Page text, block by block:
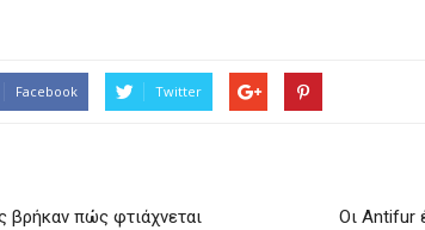
Facebook Twitter
βρήκαν πώς φτιάχνεται
Οι Antifur